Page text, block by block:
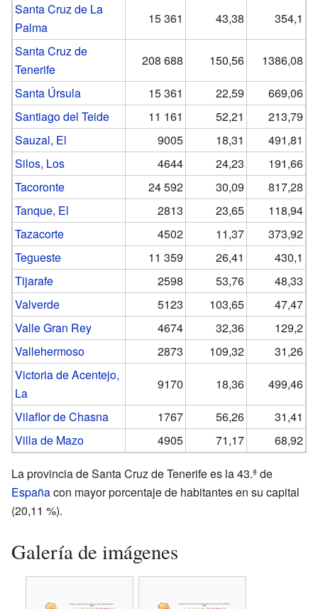
Santa Cruz de La
Palma
15 361 43,38
354,1
Santa Cruz de
Tenerife
208 688 150,56
1386,08
Santa Úrsula
15 361 22,59
669,06
Santiago del Teide
11 161 52,21
213,79
Sauzal, El
9005 18,31
491,81
Silos, Los
4644 24,23
191,66
Tacoronte
24 592 30,09
817,28
Tanque, El
2813 23,65
118,94
Tazacorte
4502 11,37
373,92
Tegueste
11 359 26,41
430,1
Tijarafe
2598 53,76
48,33
Valverde
5123 103,65
47,47
Valle Gran Rey
4674 32,36
129,2
Vallehermoso
2873 109,32
31,26
Victoria de Acentejo,
La
9170 18,36
499,46
Vilaflor de Chasna
1767 56,26
31,41
Villa de Mazo
4905 71,17 68,92
La provincia de Santa Cruz de Tenerife es la 43.ª de
Españacon mayor porcentaje de habitantes en su capital
(20,11 %).
Galería de imágenes